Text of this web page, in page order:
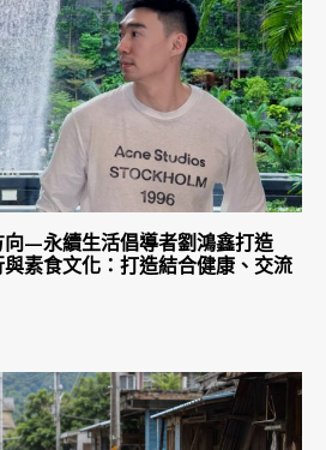
向—永續生活倡導者劉鴻鑫打造
與素食文化：打造結合健康、交流